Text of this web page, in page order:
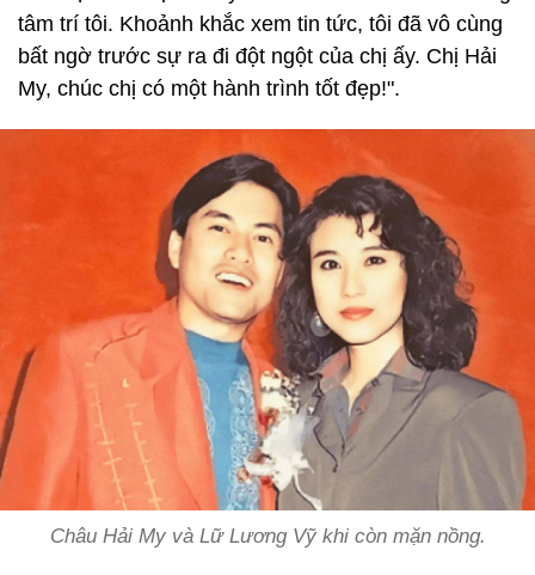
tâm trí tôi. Khoảnh khắc xem tin tức, tôi đã vô cùng
bất ngờ trước sự ra đi đột ngột của chị ấy. Chị Hải
My, chúc chị có một hành trình tốt đẹp!".
Châu Hải My và Lữ Lương Vỹ khi còn mặn nồng.